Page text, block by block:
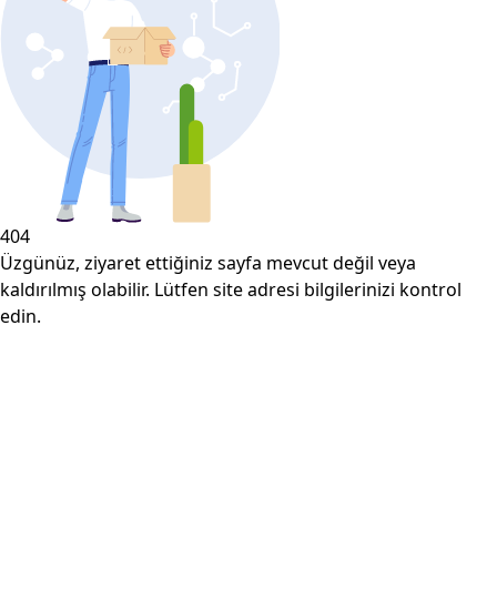
404
Üzgünüz, ziyaret ettiğiniz sayfa mevcut değil veya
kaldırılmış olabilir. Lütfen site adresi bilgilerinizi kontrol
edin.